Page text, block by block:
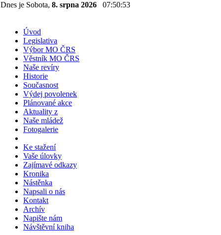
Dnes je Sobota, 8. srpna 2026 07:50:53
Úvod
Legislativa
Výbor MO ČRS
Věstník MO ČRS
Naše revíry
Historie
Současnost
Výdej povolenek
Plánované akce
Aktuality z
Naše mládež
Fotogalerie
Ke stažení
Vaše úlovky
Zajímavé odkazy
Kronika
Nástěnka
Napsali o nás
Kontakt
Archív
Napište nám
Návštěvní kniha